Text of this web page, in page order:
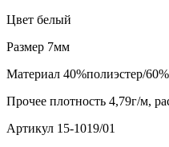
Цвет белый
Размер 7мм
Материал 40%полиэстер/
Прочее плотность 4,79г/м,
Артикул 15-1019/01